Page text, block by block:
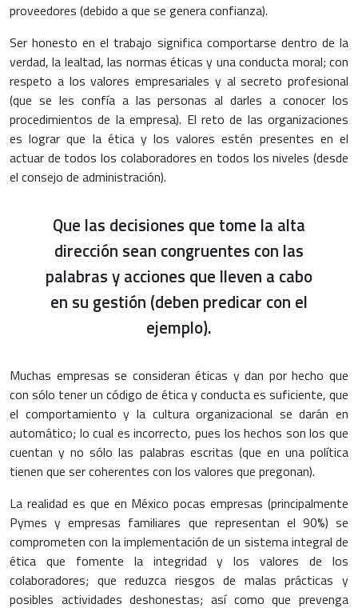
proveedores (debido a que se genera confianza).
Ser honesto en el trabajo significa comportarse dentro de la
verdad, la lealtad, las normas éticas y una conducta moral; con
respeto a los valores empresariales y al secreto profesional
(que se les confía a las personas al darles a conocer los
procedimientos de la empresa). El reto de las organizaciones
es lograr que la ética y los valores estén presentes en el
actuar de todos los colaboradores en todos los niveles (desde
el consejo de administración).
Que las decisiones que tome la alta
dirección sean congruentes con las
palabras y acciones que lleven a cabo
en su gestión (deben predicar con el
ejemplo).
Muchas empresas se consideran éticas y dan por hecho que
con sólo tener un código de ética y conducta es suficiente, que
el comportamiento y la cultura organizacional se darán en
automático; lo cual es incorrecto, pues los hechos son los que
cuentan y no sólo las palabras escritas (que en una política
tienen que ser coherentes con los valores que pregonan).
La realidad es que en México pocas empresas (principalmente
Pymes y empresas familiares que representan el 90%) se
comprometen con la implementación de un sistema integral de
ética que fomente la integridad y los valores de los
colaboradores; que reduzca riesgos de malas prácticas y
posibles actividades deshonestas; así como que prevenga